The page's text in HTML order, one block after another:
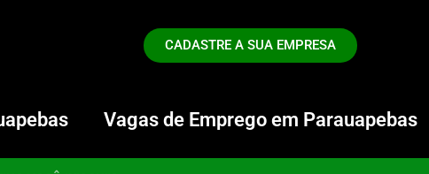
CADASTRE A SUA EMPRESA
Vagas de Emprego em Parauapebas